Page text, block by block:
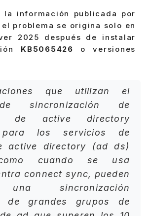
la información publicada por
el problema se origina solo en
2025 después de instalar
KB5065426 o versiones
que utilizan el
sincronización de
de active directory
para los servicios de
active directory (ad ds)
cuando se usa
connect sync, pueden
una sincronización
de grandes grupos de